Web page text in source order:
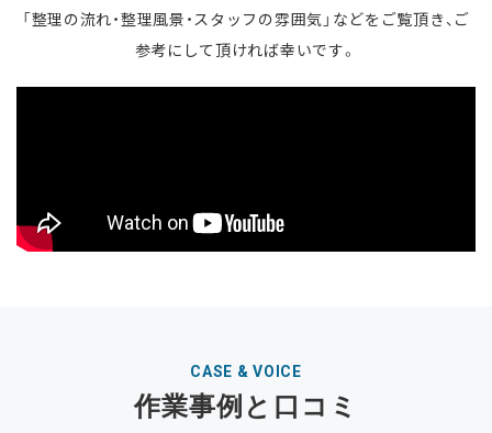
「整理の流れ・整理風景・スタッフの雰囲気」などをご覧頂き、ご
参考にして頂ければ幸いです。
CASE & VOICE
作業事例と口コミ